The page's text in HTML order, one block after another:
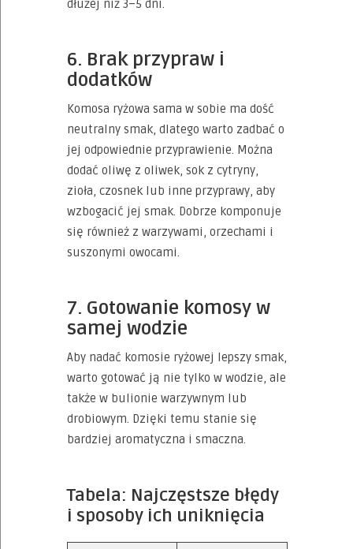
dłużej niż 3–5 dni.
6. Brak przypraw i
dodatków
Komosa ryżowa sama w sobie ma dość
neutralny smak, dlatego warto zadbać o
jej odpowiednie przyprawienie. Można
dodać oliwę z oliwek, sok z cytryny,
zioła, czosnek lub inne przyprawy, aby
wzbogacić jej smak. Dobrze komponuje
się również z warzywami, orzechami i
suszonymi owocami.
7. Gotowanie komosy w
samej wodzie
Aby nadać komosie ryżowej lepszy smak,
warto gotować ją nie tylko w wodzie, ale
także w bulionie warzywnym lub
drobiowym. Dzięki temu stanie się
bardziej aromatyczna i smaczna.
Tabela: Najczęstsze błędy
i sposoby ich uniknięcia